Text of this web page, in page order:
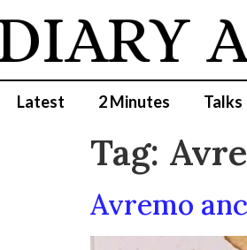
Latest 2 Minutes Talks
Tag:
Avremo